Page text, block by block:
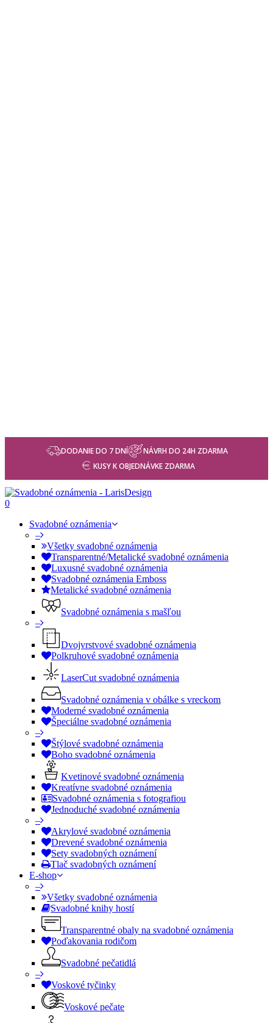
DODANIE DO 7 DNÍ
NÁVRH DO 24H ZDARMA
KUSY K OBJEDNÁVKE ZDARMA
0
Svadobné oznámenia
–
Všetky svadobné oznámenia
Transparentné/Metalické svadobné oznámenia
Luxusné svadobné oznámenia
Svadobné oznámenia Emboss
Metalické svadobné oznámenia
Svadobné oznámenia s mašľou
–
Dvojvrstvové svadobné oznámenia
Polkruhové svadobné oznámenia
LaserCut svadobné oznámenia
Svadobné oznámenia v obálke s vreckom
Moderné svadobné oznámenia
Špeciálne svadobné oznámenia
–
Štýlové svadobné oznámenia
Boho svadobné oznámenia
Kvetinové svadobné oznámenia
Kreatívne svadobné oznámenia
Svadobné oznámenia s fotografiou
Jednoduché svadobné oznámenia
–
Akrylové svadobné oznámenia
Drevené svadobné oznámenia
Sety svadobných oznámení
Tlač svadobných oznámení
E-shop
–
Všetky svadobné oznámenia
Svadobné knihy hostí
Transparentné obaly na svadobné oznámenia
Poďakovania rodičom
Svadobné pečatidlá
–
Voskové tyčinky
Voskové pečate